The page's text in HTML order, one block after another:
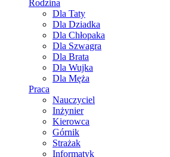
Rodzina
Dla Taty
Dla Dziadka
Dla Chłopaka
Dla Szwagra
Dla Brata
Dla Wujka
Dla Męża
Praca
Nauczyciel
Inżynier
Kierowca
Górnik
Strażak
Informatyk